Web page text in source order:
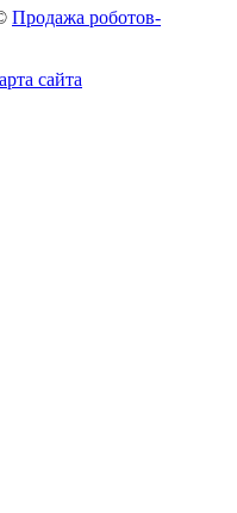
Продажа роботов-
сайта